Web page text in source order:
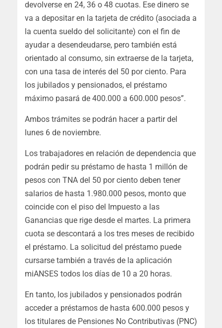
devolverse en 24, 36 o 48 cuotas. Ese dinero se
va a depositar en la tarjeta de crédito (asociada a
la cuenta sueldo del solicitante) con el fin de
ayudar a desendeudarse, pero también está
orientado al consumo, sin extraerse de la tarjeta,
con una tasa de interés del 50 por ciento. Para
los jubilados y pensionados, el préstamo
máximo pasará de 400.000 a 600.000 pesos”.
Ambos trámites se podrán hacer a partir del
lunes 6 de noviembre.
Los trabajadores en relación de dependencia que
podrán pedir su préstamo de hasta 1 millón de
pesos con TNA del 50 por ciento deben tener
salarios de hasta 1.980.000 pesos, monto que
coincide con el piso del Impuesto a las
Ganancias que rige desde el martes. La primera
cuota se descontará a los tres meses de recibido
el préstamo. La solicitud del préstamo puede
cursarse también a través de la aplicación
miANSES todos los días de 10 a 20 horas.
En tanto, los jubilados y pensionados podrán
acceder a préstamos de hasta 600.000 pesos y
los titulares de Pensiones No Contributivas (PNC)